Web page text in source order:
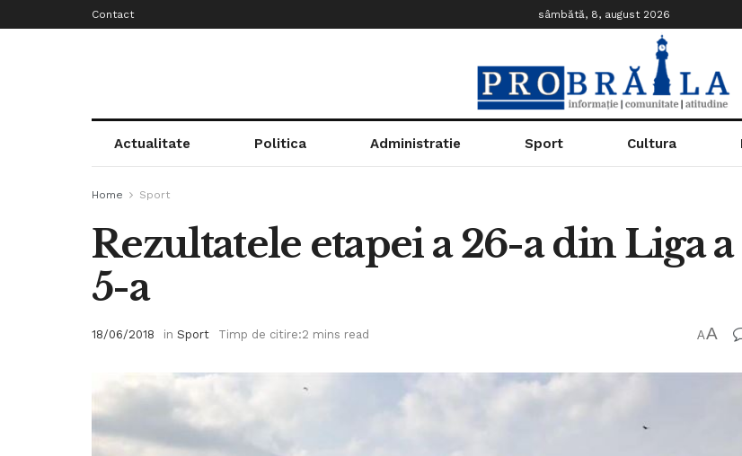
Contact sâmbătă, 8, august 2026
Actualitate Politica Administratie Sport Cultura
Home Sport
Rezultatele etapei a 26-a din Liga a
5-a
18/06/2018 in Sport Timp de citire:2 mins read AA